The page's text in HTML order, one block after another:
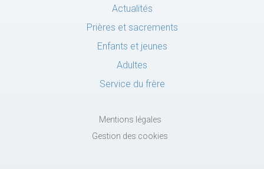
Actualités
Prières et sacrements
Enfants et jeunes
Adultes
Service du frère
Mentions légales
Gestion des cookies